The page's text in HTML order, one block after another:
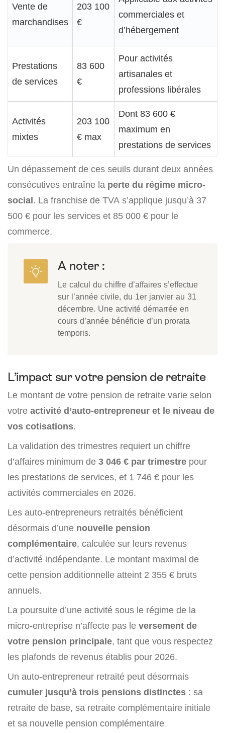
Vente de
marchandises
203 100
€
commerciales et
d’hébergement
Prestations
de services
83 600
€
Pour activités
artisanales et
professions libérales
Activités
mixtes
203 100
€ max
Dont 83 600 €
maximum en
prestations de services
Un dépassement de ces seuils durant deux années
consécutives entraîne la perte du régime micro-
social. La franchise de TVA s’applique jusqu’à 37
500 € pour les services et 85 000 € pour le
commerce.
A noter :
Le calcul du chiffre d’affaires s’effectue
sur l’année civile, du 1er janvier au 31
décembre. Une activité démarrée en
cours d’année bénéficie d’un prorata
temporis.
L’impact sur votre pension de retraite
Le montant de votre pension de retraite varie selon
votre activité d’auto-entrepreneur et le niveau de
vos cotisations.
La validation des trimestres requiert un chiffre
d’affaires minimum de 3 046 € par trimestre pour
les prestations de services, et 1 746 € pour les
activités commerciales en 2026.
Les auto-entrepreneurs retraités bénéficient
désormais d’une nouvelle pension
complémentaire, calculée sur leurs revenus
d’activité indépendante. Le montant maximal de
cette pension additionnelle atteint 2 355 € bruts
annuels.
La poursuite d’une activité sous le régime de la
micro-entreprise n’affecte pas le versement de
votre pension principale, tant que vous respectez
les plafonds de revenus établis pour 2026.
Un auto-entrepreneur retraité peut désormais
cumuler jusqu’à trois pensions distinctes : sa
retraite de base, sa retraite complémentaire initiale
et sa nouvelle pension complémentaire